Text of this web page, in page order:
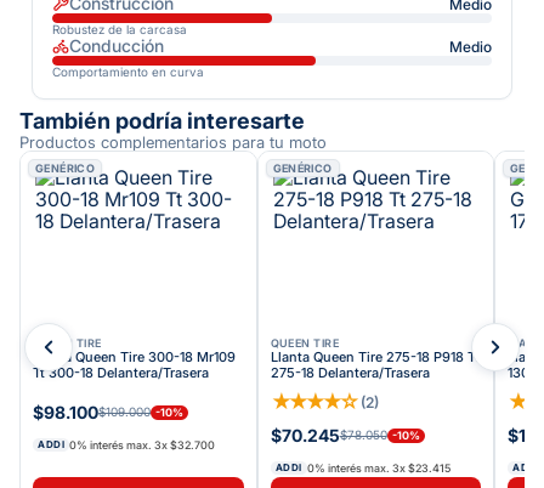
Medio
Robustez de la carcasa
Conducción Medio
Comportamiento en curva
También podría interesarte
Productos complementarios para tu moto
GENÉRICO
QUEEN TIRE
Llanta Queen Tire 300-18 Mr109
Tt 300-18 Delantera/Trasera
$98.100$109.000 -10%
ADDI 0% interés max.3x$32.700
GENÉRICO
QUEEN TIRE
Llanta Queen Tire 275-18 P918 Tt
275-18 Delantera/Trasera
★★★★☆ (2)
$70.245$78.050 -10%
ADDI 0% interés max. 3x$23.415
130/
★
ADDI